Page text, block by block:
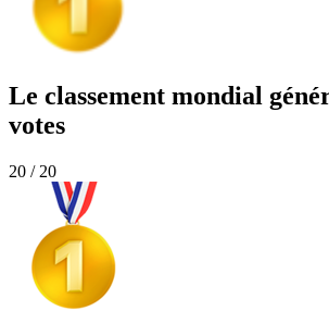
Le classement mondial
votes
20 / 20